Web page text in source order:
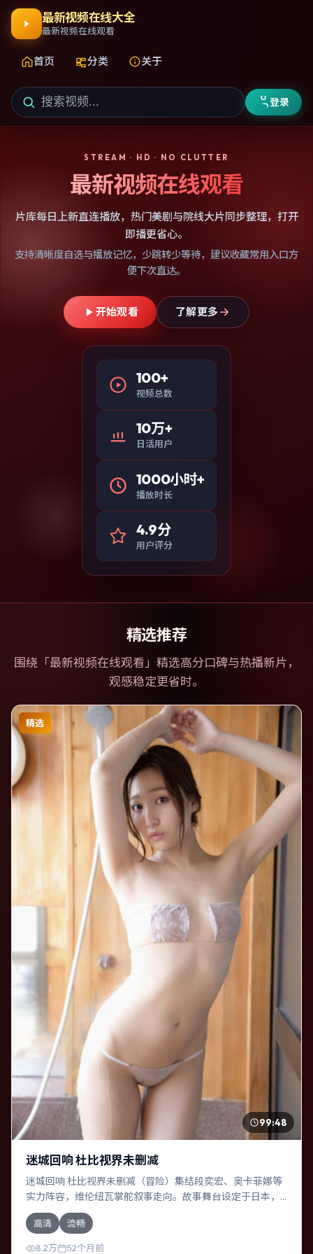
最新视频在线大全
最新视频在线观看
首页 分类 关于
登录
STREAM · HD · NO CLUTTER
最新视频在线观看
片库每日上新直连播放，热门美剧与院线大片同步整理，打开
即播更省心。
支持清晰度自选与播放记忆，少跳转少等待，建议收藏常用入口方
便下次直达。
开始观看 了解更多
100+
视频总数
10万+
日活用户
1000小时+
播放时长
4.9分
用户评分
精选推荐
围绕「最新视频在线观看 」精选高分口碑与热播新片，
观感稳定更省时。
精选
99:48
迷城回响 杜比视界未删减
迷城回响 杜比视界未删减（冒险）集结段奕宏、奥卡菲娜等
实力阵容，维伦纽瓦掌舵叙事走向。故事舞台设定于日本，
围绕一次意外选择展开连锁反应；配乐与色彩高度服务于主
题，结尾留白耐人寻味。
高清 流畅
8.2万 52个月前